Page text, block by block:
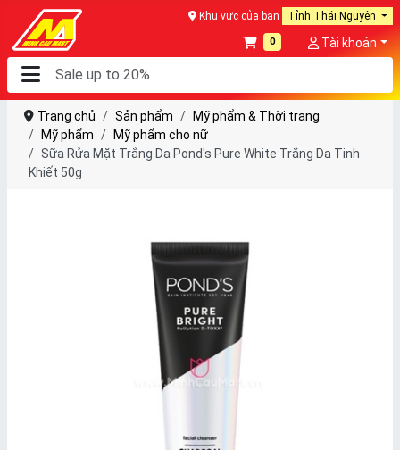
Khu vực của bạn Tỉnh Thái Nguyên
0 Tài khoản
Trang chủ Sản phẩm
Mỹ phẩm & Thời trang
Mỹ phẩm
Mỹ phẩm cho nữ
Sữa Rửa Mặt Trắng Da Pond's Pure White Trắng Da Tinh
Khiết 50g